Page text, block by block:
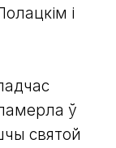
і
ў
святой